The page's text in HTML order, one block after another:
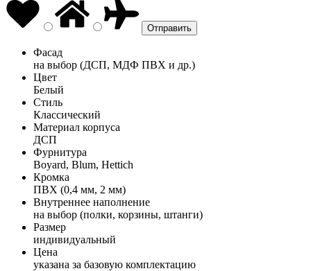
Фасад
на выбор (ДСП, МДФ ПВХ и др.)
Цвет
Белый
Стиль
Классический
Материал корпуса
ДСП
Фурнитура
Boyard, Blum, Hettich
Кромка
ПВХ (0,4 мм, 2 мм)
Внутреннее наполнение
на выбор (полки, корзины, штанги)
Размер
индивидуальный
Цена
указана за базовую комплектацию